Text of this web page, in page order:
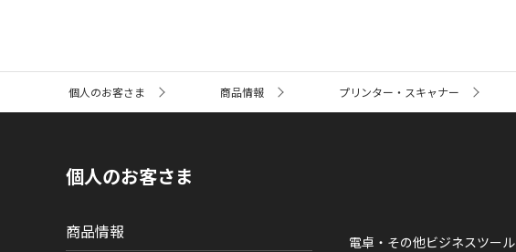
ト
個人のお客さま 商品情報 プリンター・スキャナー
個人のお客さま
商品情報 電卓・その他ビジネスツール